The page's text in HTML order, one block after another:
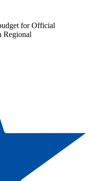
for Official
Regional